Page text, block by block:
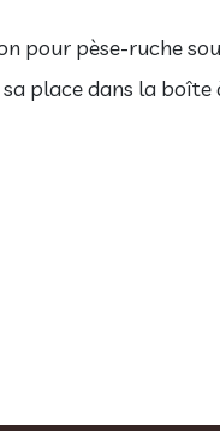
pour pèse-ruche
place dans la boîte